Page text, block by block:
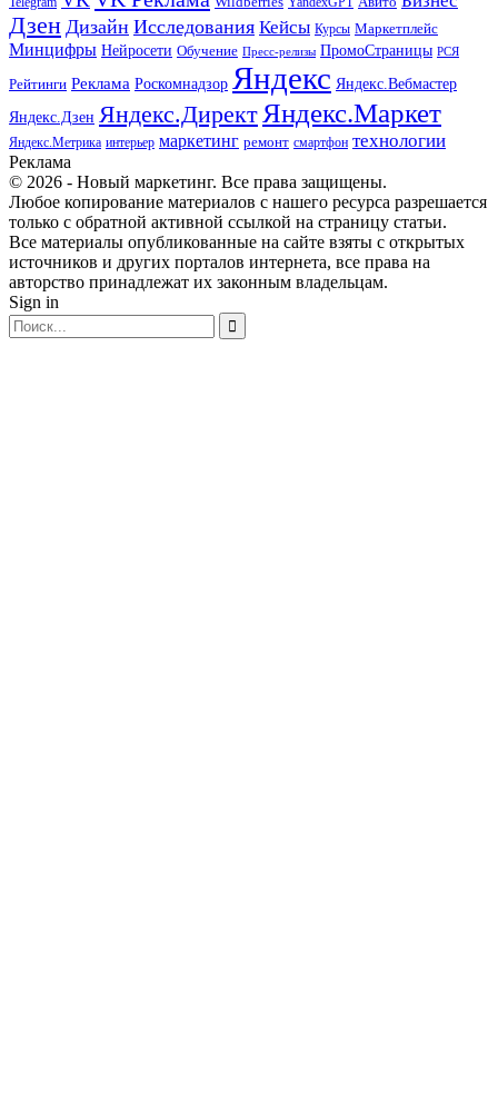
Дзен Дизайн Исследования Кейсы Курсы Маркетплейс
Минцифры Нейросети Обучение Пресс-релизы ПромоСтраницы РСЯ
Рейтинги Реклама Роскомнадзор Яндекс Яндекс.Вебмастер
Яндекс.Дзен Яндекс.ДиректЯндекс.Маркет
Яндекс.Метрика интерьер маркетинг ремонт смартфон технологии
Реклама
© 2026 - Новый маркетинг. Все права защищены.
Любое копирование материалов с нашего ресурса разрешается
только с обратной активной ссылкой на страницу статьи.
Все материалы опубликованные на сайте взяты с открытых
источников и других порталов интернета, все права на
авторство принадлежат их законным владельцам.
Sign in